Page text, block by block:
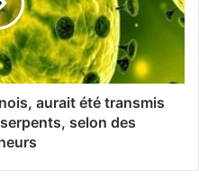
aurait été transmis
selon des